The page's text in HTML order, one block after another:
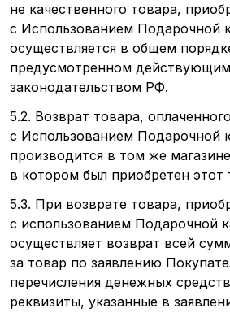
не качественного товара,
с Использованием Подарочной
осуществляется в общем
предусмотренном действующим
законодательством РФ.
5.2. Возврат товара, оплаченного
с Использованием Подарочной
производится в том же
в котором был приобретен этот
5.3. При возврате товара,
с использованием Подарочной
осуществляет возврат всей
за товар по заявлению
перечисления денежных
реквизиты, указанные в